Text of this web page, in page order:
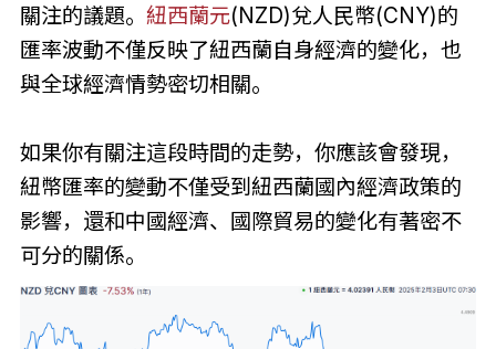
關注的議題。 紐西蘭元(NZD)兌人民幣(CNY)的
匯率波動不僅反映了紐西蘭自身經濟的變化，也
與全球經濟情勢密切相關。
如果你有關注這段時間的走勢，你應該會發現，
紐幣匯率的變動不僅受到紐西蘭國內經濟政策的
影響，還和中國經濟、國際貿易的變化有著密不
可分的關係。